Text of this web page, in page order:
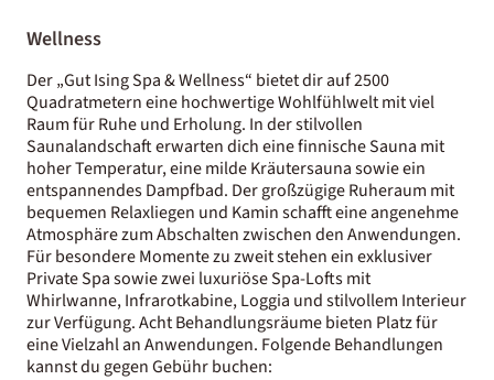
Wellness
Der „Gut Ising Spa & Wellness“ bietet dir auf 2500
Quadratmetern eine hochwertige Wohlfühlwelt mit viel
Raum für Ruhe und Erholung. In der stilvollen
Saunalandschaft erwarten dich eine finnische Sauna mit
hoher Temperatur, eine milde Kräutersauna sowie ein
entspannendes Dampfbad. Der großzügige Ruheraum mit
bequemen Relaxliegen und Kamin schafft eine angenehme
Atmosphäre zum Abschalten zwischen den Anwendungen.
Für besondere Momente zu zweit stehen ein exklusiver
Private Spa sowie zwei luxuriöse Spa-Lofts mit
Whirlwanne, Infrarotkabine, Loggia und stilvollem Interieur
zur Verfügung. Acht Behandlungsräume bieten Platz für
eine Vielzahl an Anwendungen. Folgende Behandlungen
kannst du gegen Gebühr buchen: